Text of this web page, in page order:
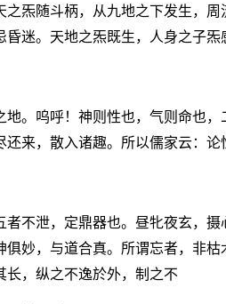
炁随斗柄，从九地之下发生，
迷。天地之炁既生，人身之子
。呜呼！神则性也，气则命也
来，散入诸趣。所以儒家云：
不泄，定鼎器也。昼牝夜玄，
妙，与道合真。所谓忘者，非
长，纵之不逸於外，制之不